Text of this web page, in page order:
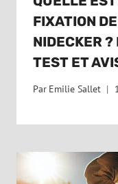
FIXATION
NIDECKER ?
TEST ET
Par Emilie Sallet